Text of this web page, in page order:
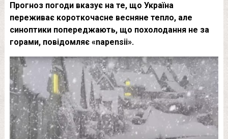
Прогноз погоди вказує на те, що Україна
переживає короткочасне весняне тепло, але
синоптики попереджають, що похолодання не за
горами, повідомляє «napensii».